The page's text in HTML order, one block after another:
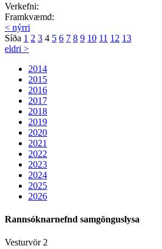
Verkefni:
Framkvæmd:
< nýrri
Síða 1 2 3 4 5 6 7 8 9 10 11 12 13
eldri >
2014
2015
2016
2017
2018
2019
2020
2021
2022
2023
2024
2025
2026
Rannsóknarnefnd samgönguslysa
Vesturvör 2